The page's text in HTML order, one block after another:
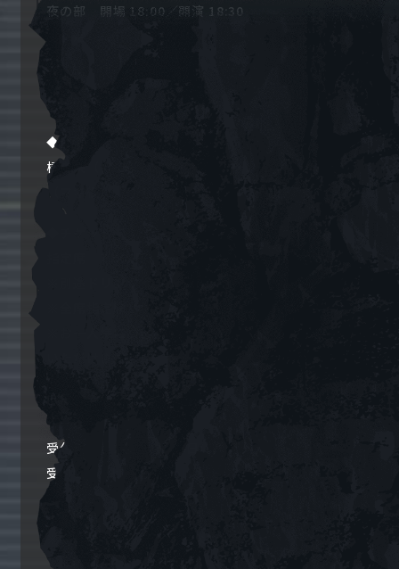
夜の部 開場 18:00／開演 18:30
◆出演者
橘杏咲（アイ役）、立花日菜（リンカ役）、橘めい
（マキ役）
・一般発売
受付期間：2026年8月9日(日) 12:00 ～
受付URL：